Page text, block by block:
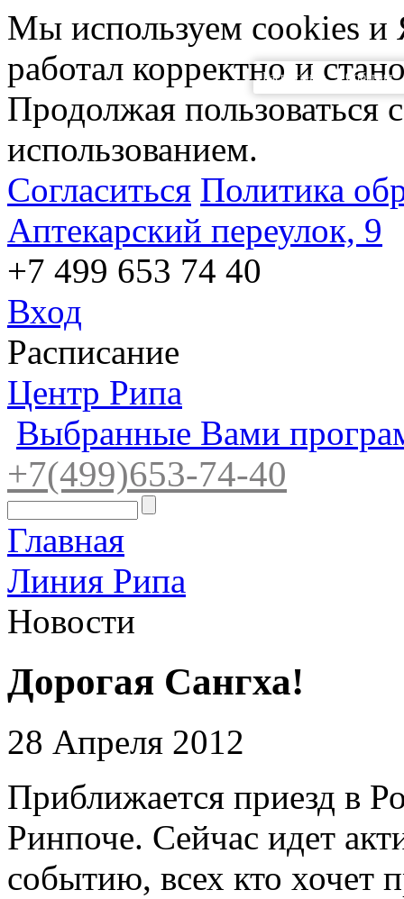
Мы используем cookies и
работал корректно и
Продолжая пользоваться
использованием.
Согласиться Политика
Аптекарский переулок, 9
+7 499 653 74 40
Вход
Расписание
Центр Рипа
Выбранные Вами
+7(499)653-74-40
Расписание События
Главная
Линия Рипа
Новости
Дорогая Сангха!
28 Апреля 2012
Приближается приезд в
Ринпоче. Сейчас идет
событию, всех кто хочет